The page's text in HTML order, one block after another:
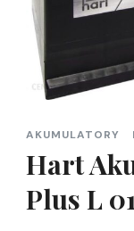
AKUMULATORY
Hart
Plus L